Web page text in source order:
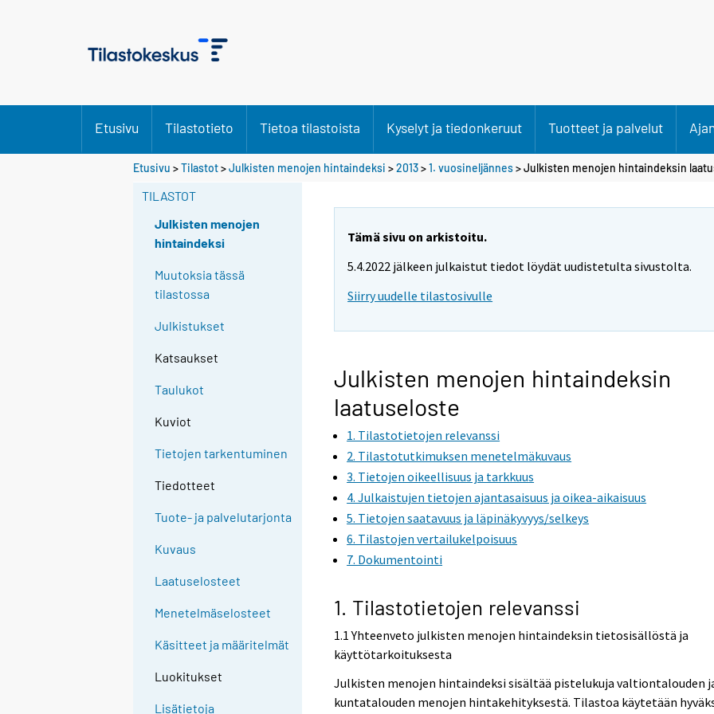
Etusivu Tilastotieto Tietoa tilastoista Kyselyt ja tiedonkeruut Tuotteet ja palvelut
Etusivu >Tilastot>Julkisten menojen hintaindeksi >2013>1. vuosineljännes> Julkisten menojen hintaindeksin
TILASTOT
Julkisten menojen
hintaindeksi
Muutoksia tässä
tilastossa
Julkistukset
Katsaukset
Taulukot
Kuviot
Tietojen tarkentuminen
Tiedotteet
Tuote- ja palvelutarjonta
Kuvaus
Laatuselosteet
Menetelmäselosteet
Käsitteet ja määritelmät
Luokitukset
Lisätietoja
Tämä sivu on arkistoitu.
5.4.2022 jälkeen julkaistut tiedot löydät uudistetulta sivustolta.
Siirry uudelle tilastosivulle
Julkisten menojen hintaindeksin
laatuseloste
1. Tilastotietojen relevanssi
2. Tilastotutkimuksen menetelmäkuvaus
3. Tietojen oikeellisuus ja tarkkuus
4. Julkaistujen tietojen ajantasaisuus ja oikea-aikaisuus
5. Tietojen saatavuus ja läpinäkyvyys/selkeys
6. Tilastojen vertailukelpoisuus
7. Dokumentointi
1. Tilastotietojen relevanssi
1.1 Yhteenveto julkisten menojen hintaindeksin tietosisällöstä ja
käyttötarkoituksesta
Julkisten menojen hintaindeksi sisältää pistelukuja valtiontalouden
kuntatalouden menojen hintakehityksestä. Tilastoa käytetään